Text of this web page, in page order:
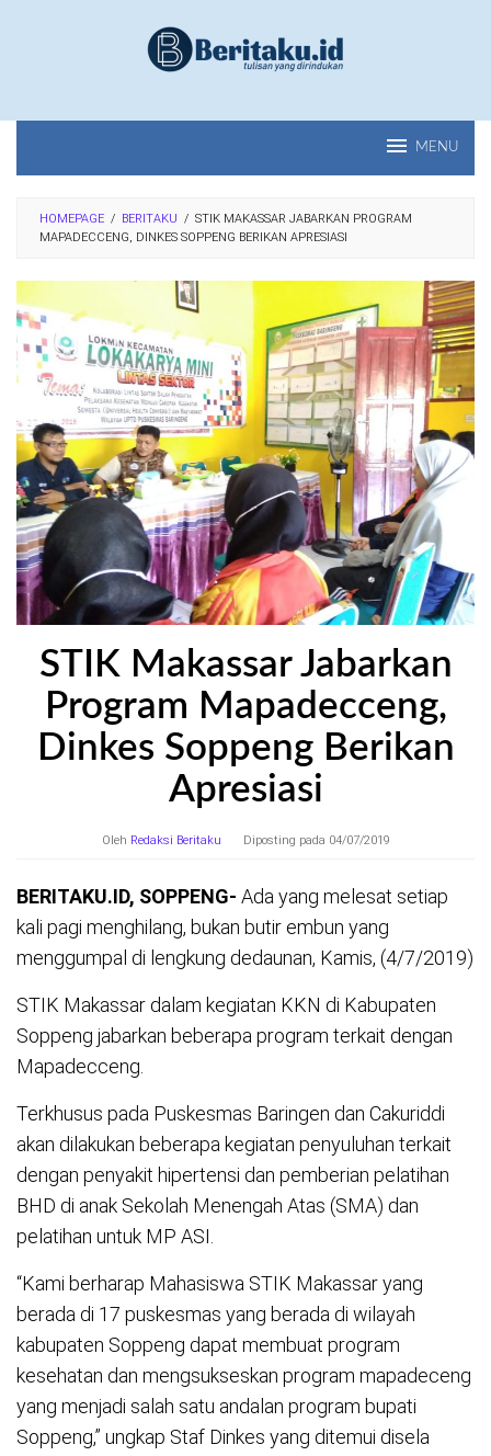
MENU
HOMEPAGE / BERITAKU / STIK MAKASSAR JABARKAN PROGRAM
MAPADECCENG, DINKES SOPPENG BERIKAN APRESIASI
STIK Makassar Jabarkan
Program Mapadecceng,
Dinkes Soppeng Berikan
Apresiasi
Oleh Redaksi Beritaku Diposting pada 04/07/2019
BERITAKU.ID, SOPPENG- Ada yang melesat setiap
kali pagi menghilang, bukan butir embun yang
menggumpal di lengkung dedaunan, Kamis, (4/7/2019)
STIK Makassar dalam kegiatan KKN di Kabupaten
Soppeng jabarkan beberapa program terkait dengan
Mapadecceng.
Terkhusus pada Puskesmas Baringen dan Cakuriddi
akan dilakukan beberapa kegiatan penyuluhan terkait
dengan penyakit hipertensi dan pemberian pelatihan
BHD di anak Sekolah Menengah Atas (SMA) dan
pelatihan untuk MP ASI.
“Kami berharap Mahasiswa STIK Makassar yang
berada di 17 puskesmas yang berada di wilayah
kabupaten Soppeng dapat membuat program
kesehatan dan mengsukseskan program mapadeceng
yang menjadi salah satu andalan program bupati
Soppeng,” ungkap Staf Dinkes yang ditemui disela